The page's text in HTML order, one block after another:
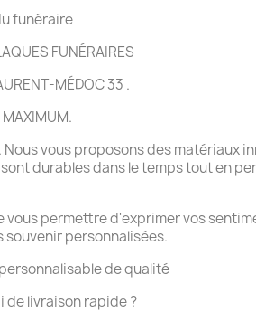
funéraire
FUNÉRAIRES
MÉDOC 33 .
vous proposons des matériaux
durables dans le temps tout en
permettre d'exprimer vos
personnalisées.
de qualité
de livraison rapide ?